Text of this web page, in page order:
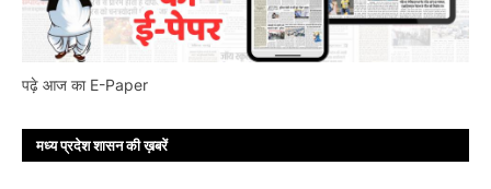
पढ़े आज का E-Paper
मध्य प्रदेश शासन की ख़बरें